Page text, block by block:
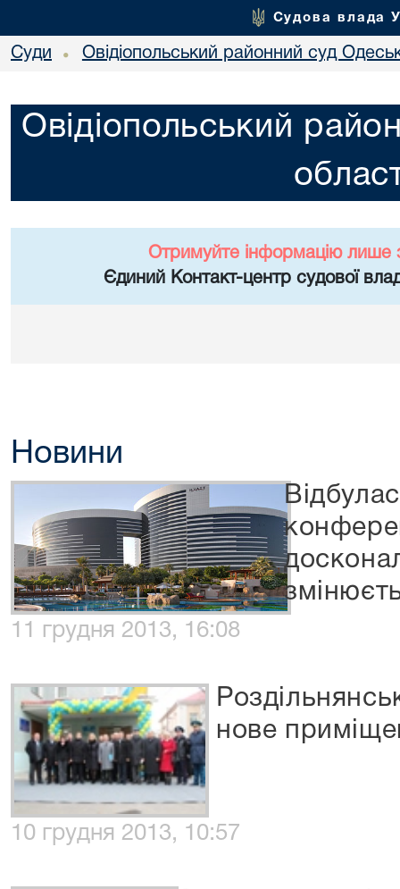
Судова влада
Суди • Овідіопольський районний суд
Овідіопольський
Отримуйте інформацію лише
Єдиний Контакт-центр судової
Новини
11 грудня 2013, 16:08
нове
10 грудня 2013, 10:57